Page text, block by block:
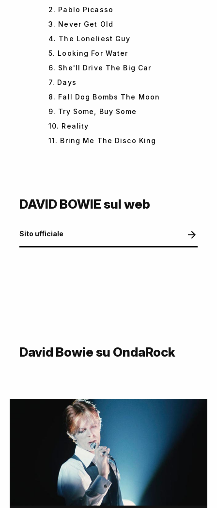
2. Pablo Picasso
3. Never Get Old
4. The Loneliest Guy
5. Looking For Water
6. She'll Drive The Big Car
7. Days
8. Fall Dog Bombs The Moon
9. Try Some, Buy Some
10. Reality
11. Bring Me The Disco King
DAVID BOWIE sul web
Sito ufficiale
David Bowie su OndaRock